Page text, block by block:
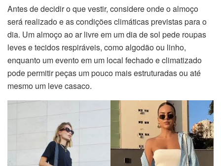
Antes de decidir o que vestir, considere onde o almoço
será realizado e as condições climáticas previstas para o
dia. Um almoço ao ar livre em um dia de sol pede roupas
leves e tecidos respiráveis, como algodão ou linho,
enquanto um evento em um local fechado e climatizado
pode permitir peças um pouco mais estruturadas ou até
mesmo um leve casaco.